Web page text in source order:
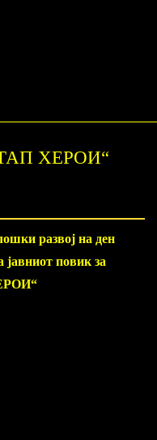
ХЕРОИ“
развој на ден
јавниот повик за